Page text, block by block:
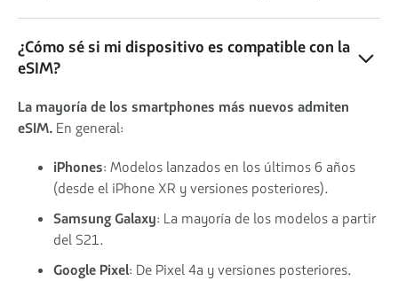
¿Cómo sé si mi dispositivo es compatible con la
eSIM?
La mayoría de los smartphones más nuevos admiten
eSIM. En general:
iPhones: Modelos lanzados en los últimos 6 años
(desde el iPhone XR y versiones posteriores).
Samsung Galaxy: La mayoría de los modelos a partir
del S21.
Google Pixel: De Pixel 4a y versiones posteriores.